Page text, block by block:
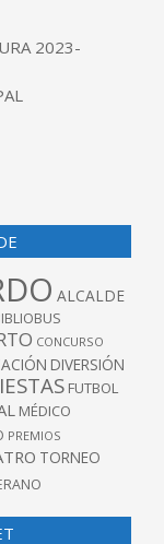
2023-
ALCALDE
CONCURSO
DIVERSIÓN
FUTBOL
MÉDICO
PREMIOS
TORNEO